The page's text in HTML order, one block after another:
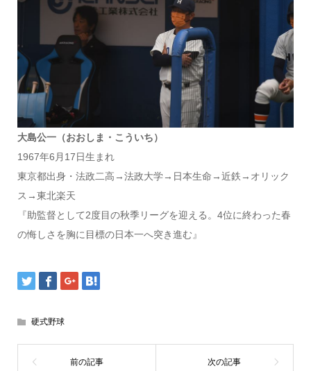
大島公一（おおしま・こういち）
1967年6月17日生まれ
東京都出身・法政二高→法政大学→日本生命→近鉄→オリック
ス→東北楽天
『助監督として2度目の秋季リーグを迎える。 4位に終わった春
の悔しさを胸に目標の日本一へ突き進む』
硬式野球